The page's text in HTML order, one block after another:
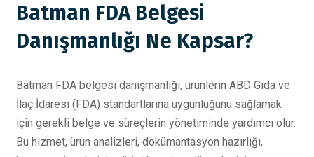
Batman FDA Belgesi
Danışmanlığı Ne Kapsar?
Batman FDA belgesi danışmanlığı, ürünlerin ABD Gıda ve
İlaç İdaresi (FDA) standartlarına uygunluğunu sağlamak
için gerekli belge ve süreçlerin yönetiminde yardımcı olur.
Bu hizmet, ürün analizleri, dokümantasyon hazırlığı,